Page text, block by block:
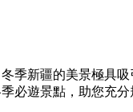
季新疆的美景極具
必遊景點，助您充分